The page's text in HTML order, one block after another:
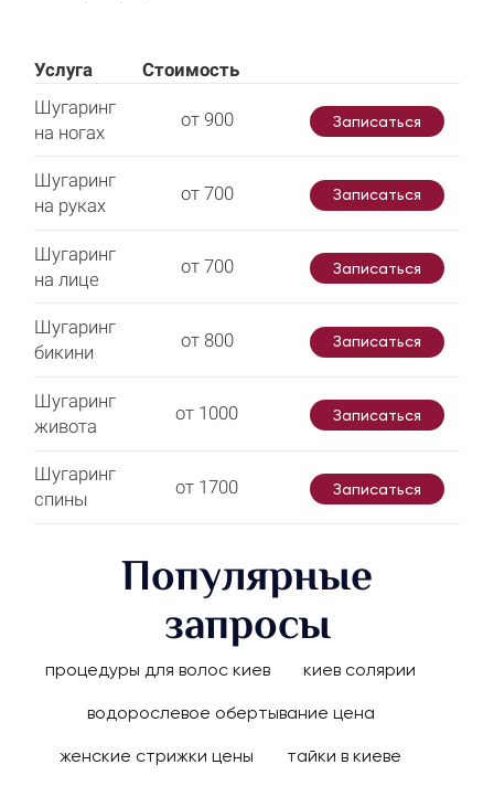
Услуга
Стоимость
Шугаринг
на ногах
от 900 Записаться
Шугаринг
на руках
от 700 Записаться
Шугаринг
на лице
от 700 Записаться
Шугаринг
бикини
от 800 Записаться
Шугаринг
живота
от 1000 Записаться
Шугаринг
спины
от 1700 Записаться
Популярные
запросы
процедуры для волос киев киев солярии
водорослевое обертывание цена
женские стрижки цены тайки в киеве